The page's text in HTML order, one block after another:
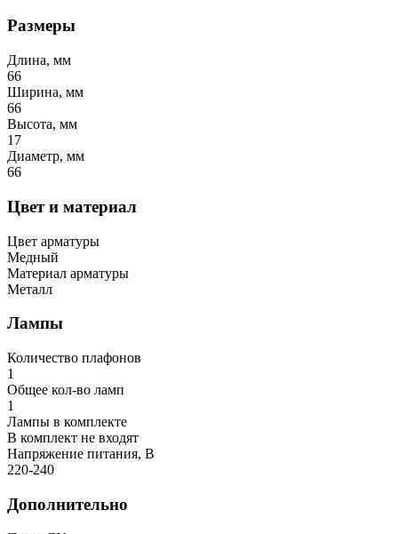
Размеры
Длина, мм
66
Ширина, мм
66
Высота, мм
17
Диаметр, мм
66
Цвет и материал
Цвет арматуры
Медный
Материал арматуры
Металл
Лампы
Количество плафонов
1
Общее кол-во ламп
1
Лампы в комплекте
В комплект не входят
Напряжение питания, В
220-240
Дополнительно